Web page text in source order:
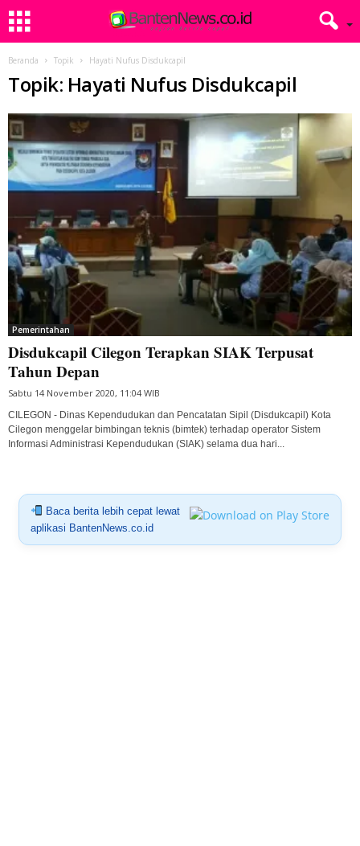
Beranda Topik Hayati Nufus Disdukcapil
Topik: Hayati Nufus Disdukcapil
Pemerintahan
Disdukcapil Cilegon Terapkan SIAK Terpusat
Tahun Depan
Sabtu 14 November 2020, 11:04 WIB
CILEGON - Dinas Kependudukan dan Pencatatan Sipil (Disdukcapil) Kota
Cilegon menggelar bimbingan teknis (bimtek) terhadap operator Sistem
Informasi Administrasi Kependudukan (SIAK) selama dua hari...
Baca berita lebih cepat lewat
aplikasi BantenNews.co.id